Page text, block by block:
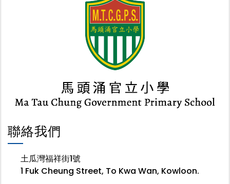
聯絡我們
土瓜灣福祥街1號
1 Fuk Cheung Street, To Kwa Wan, Kowloon.